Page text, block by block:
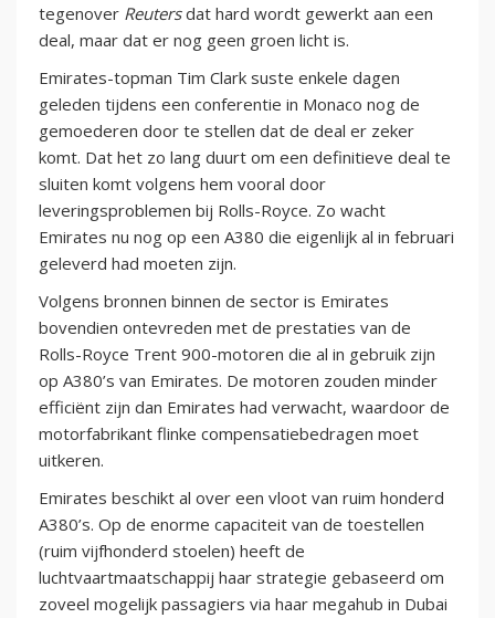
tegenover Reutersdat hard wordt gewerkt aan een
deal, maar dat er nog geen groen licht is.
Emirates-topman Tim Clark suste enkele dagen
geleden tijdens een conferentie in Monaco nog de
gemoederen door te stellen dat de deal er zeker
komt. Dat het zo lang duurt om een definitieve deal te
sluiten komt volgens hem vooral door
leveringsproblemen bij Rolls-Royce. Zo wacht
Emirates nu nog op een A380 die eigenlijk al in februari
geleverd had moeten zijn.
Volgens bronnen binnen de sector is Emirates
bovendien ontevreden met de prestaties van de
Rolls-Royce Trent 900-motoren die al in gebruik zijn
op A380’s van Emirates. De motoren zouden minder
efficiënt zijn dan Emirates had verwacht, waardoor de
motorfabrikant flinke compensatiebedragen moet
uitkeren.
Emirates beschikt al over een vloot van ruim honderd
A380’s. Op de enorme capaciteit van de toestellen
(ruim vijfhonderd stoelen) heeft de
luchtvaartmaatschappij haar strategie gebaseerd om
zoveel mogelijk passagiers via haar megahub in Dubai